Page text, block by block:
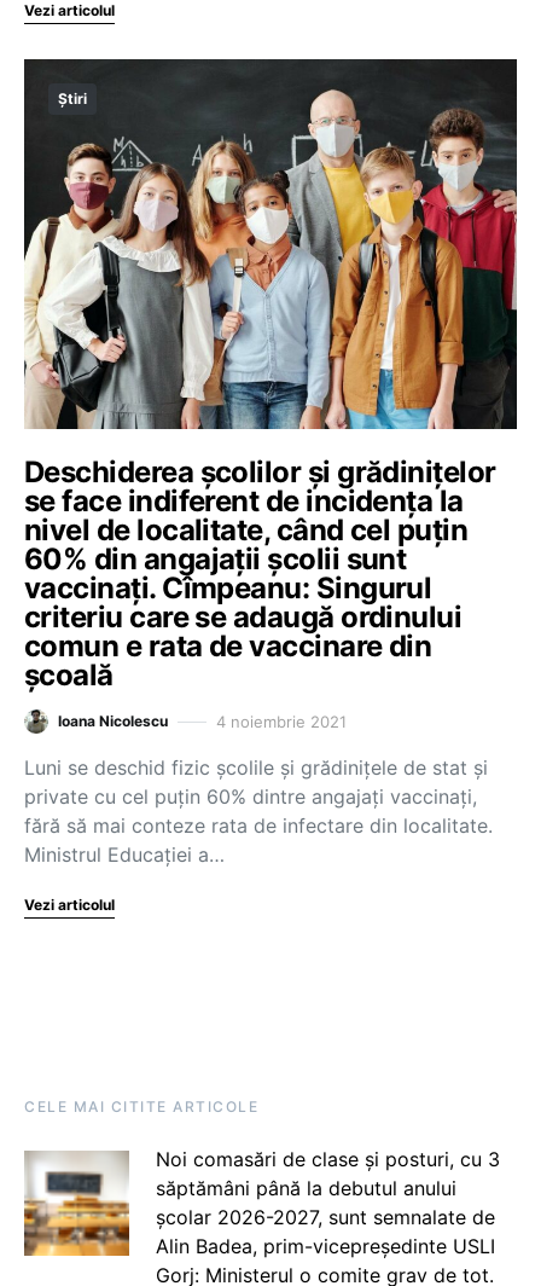
Vezi articolul
Știri
Deschiderea școlilor și grădinițelor
se face indiferent de incidența la
nivel de localitate, când cel puțin
60% din angajații școlii sunt
vaccinați. Cîmpeanu: Singurul
criteriu care se adaugă ordinului
comun e rata de vaccinare din
școală
Ioana Nicolescu 4 noiembrie 2021
Luni se deschid fizic școlile și grădinițele de stat și
private cu cel puțin 60% dintre angajați vaccinați,
fără să mai conteze rata de infectare din localitate.
Ministrul Educației a…
Vezi articolul
CELE MAI CITITE ARTICOLE
Noi comasări de clase și posturi, cu 3
săptămâni până la debutul anului
școlar 2026-2027, sunt semnalate de
Alin Badea, prim-vicepreședinte USLI
Gorj: Ministerul o comite grav de tot.